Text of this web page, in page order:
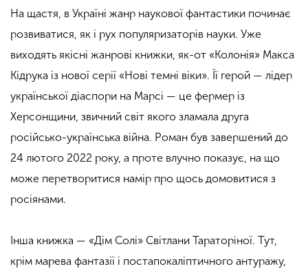
На щастя, в Україні жанр наукової фантастики починає
розвиватися, як і рух популяризаторів науки. Уже
виходять якісні жанрові книжки, як-от «Колонія» Макса
Кідрука із нової серії «Нові темні віки». Її герой — лідер
української діаспори на Марсі — це фермер із
Херсонщини, звичний світ якого зламала друга
російсько-українська війна. Роман був завершений до
24 лютого 2022 року, а проте влучно показує, на що
може перетворитися намір про щось домовитися з
росіянами.
Інша книжка — «Дім Солі» Світлани Тараторіної. Тут,
крім марева фантазії і постапокаліптичного антуражу,